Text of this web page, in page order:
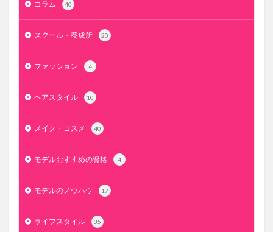
コラム 40
スクール・養成所 20
ファッション 4
ヘアスタイル 10
メイク・コスメ 40
モデルおすすめの資格 4
モデルのノウハウ 17
ライフスタイル 35